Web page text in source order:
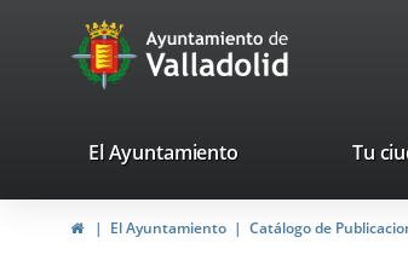
Portal
Web
Ayuntamiento
de
valladolid.es
El Ayuntamiento Tu
InicioEl Ayuntamiento Catálogo de